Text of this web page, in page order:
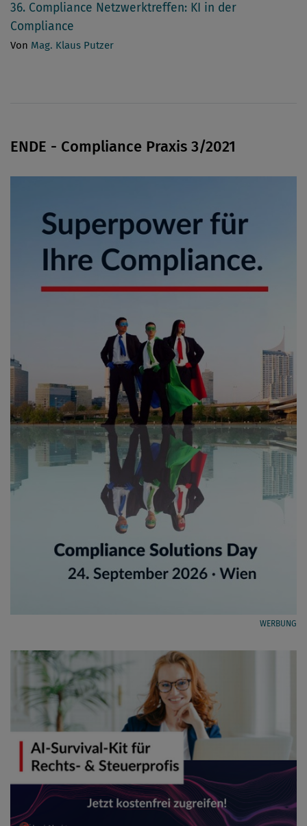
36. Compliance Netzwerktreffen: KI in der
Compliance
Von Mag. Klaus Putzer
ENDE - Compliance Praxis 3/2021
WERBUNG